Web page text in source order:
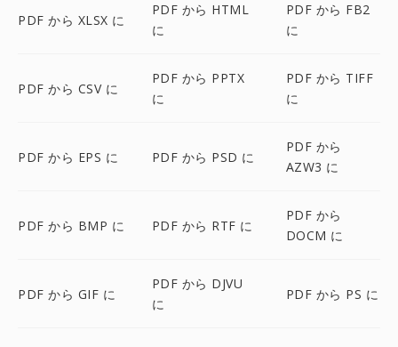
PDF から XLSX に
PDF から HTML
に
PDF から FB2
に
PDF から CSV に
PDF から PPTX
に
PDF から TIFF
に
PDF から EPS に PDF から PSD に
PDF から
AZW3 に
PDF から BMP に PDF から RTF に
PDF から
DOCM に
PDF から GIF に
PDF から DJVU
に
PDF から PS に